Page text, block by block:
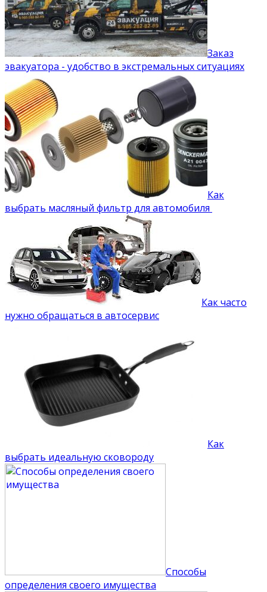
Заказ
эвакуатора - удобство в экстремальных ситуациях
Как
выбрать масляный фильтр для автомобиля
Как часто
нужно обращаться в автосервис
Как
выбрать идеальную сковороду
Способы
определения своего имущества